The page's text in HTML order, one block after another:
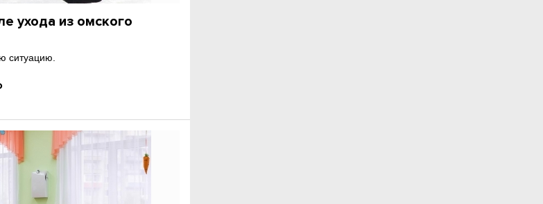
ухода из омского
ситуацию.